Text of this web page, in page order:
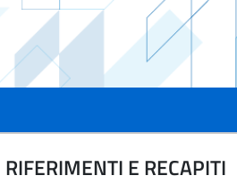
RIFERIMENTI E RECAPITI